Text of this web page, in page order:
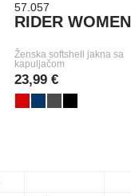
57.057
RIDER WOMEN
Ženska softshell jakna sa
kapuljačom
23,99 €